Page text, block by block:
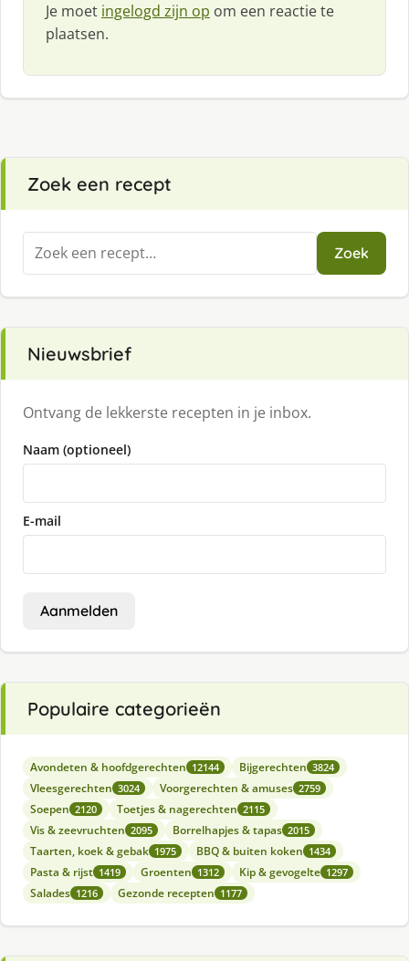
Je moet ingelogd zijn op om een reactie te
plaatsen.
Zoek een recept
Zoeken
naar:
Zoek
Nieuwsbrief
Ontvang de lekkerste recepten in je inbox.
Naam (optioneel)
E-mail
Aanmelden
Populaire categorieën
Avondeten & hoofdgerechten 12144 Bijgerechten 3824
Vleesgerechten 3024 Voorgerechten & amuses 2759
Soepen 2120 Toetjes & nagerechten 2115
Vis & zeevruchten 2095 Borrelhapjes & tapas 2015
Taarten, koek & gebak 1975 BBQ & buiten koken 1434
Pasta & rijst 1419 Groenten 1312 Kip & gevogelte 1297
Salades 1216 Gezonde recepten 1177